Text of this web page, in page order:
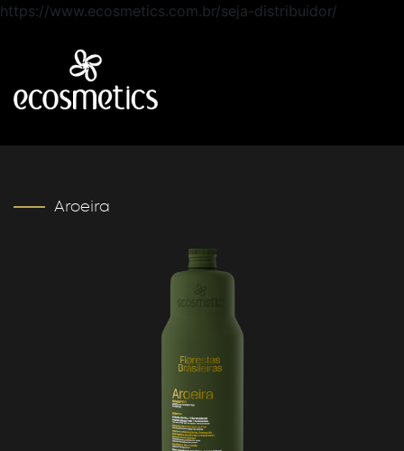
https://www.ecosmetics.com.br/seja-distribuidor/
Aroeira